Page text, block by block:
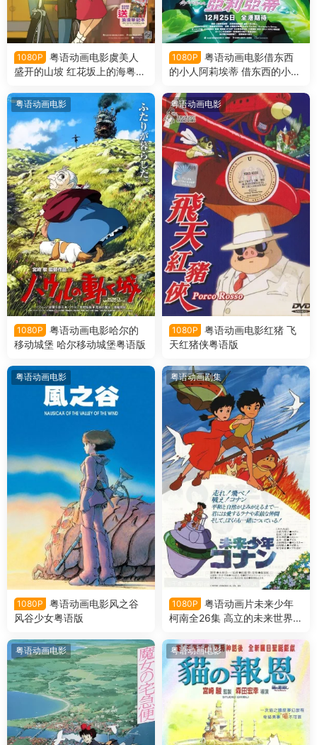
1080P
粤语动画电影虞美人
盛开的山坡 红花坂上的海粤语
1080P
粤语动画电影借东西
的小人阿莉埃蒂 借东西的小矮
粤语动画电影
1080P
粤语动画电影哈尔的
移动城堡 哈尔移动城堡粤语版
粤语动画电影
1080P
粤语动画电影红猪 飞
天红猪侠粤语版
粤语动画电影
1080P
粤语动画电影风之谷
风谷少女粤语版
粤语动画剧集
1080P
粤语动画片未来少年
柯南全26集 高立的未来世界粤
粤语动画电影 粤语动画电影